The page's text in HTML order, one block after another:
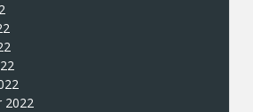
2022